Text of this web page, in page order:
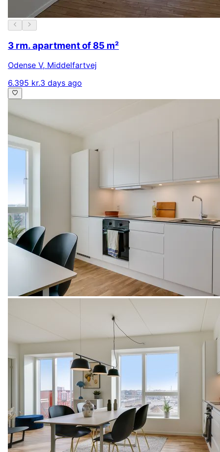
3 rm. apartment of 85 m²
Odense V, Middelfartvej
6.395 kr.3 days ago